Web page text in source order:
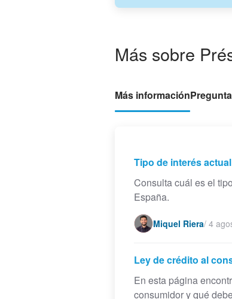
Más sobre
Más información
Tipo de interés
Consulta cuál es el
España.
Miquel Riera/ 4
Ley de crédito al
En esta página
consumidor y qué